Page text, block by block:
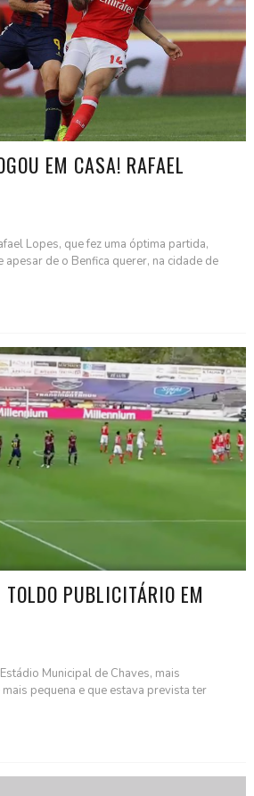
EM CASA! RAFAEL
Lopes, que fez uma óptima partida,
de o Benfica querer, na cidade de
TOLDO PUBLICITÁRIO EM
Municipal de Chaves, mais
pequena e que estava prevista ter